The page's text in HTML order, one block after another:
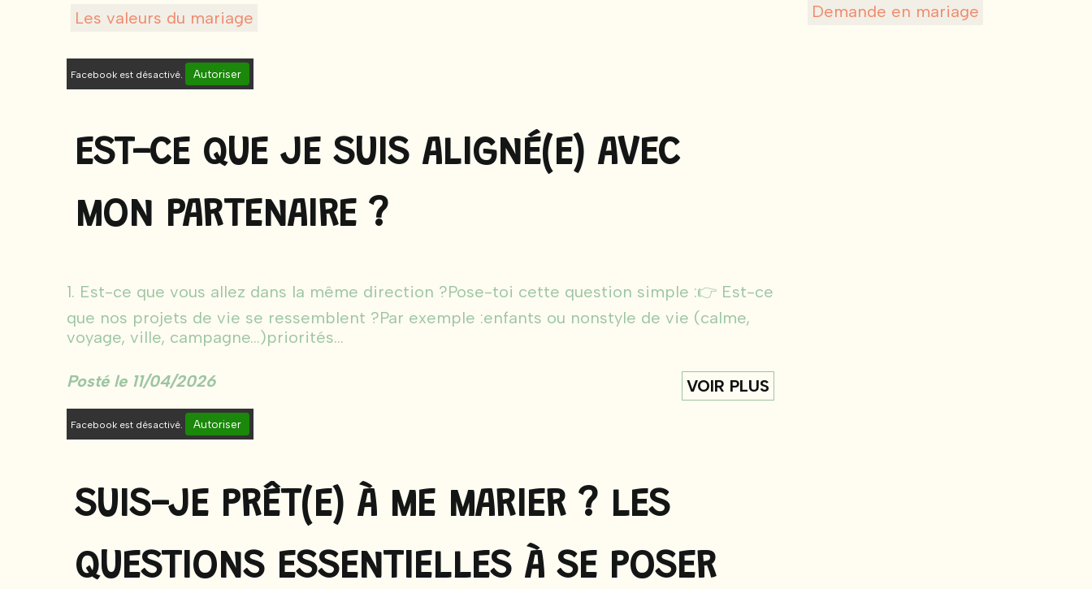
Les valeurs du mariage
Facebook est désactivé. Autoriser
EST-CE QUE JE SUIS ALIGNÉ(E) AVEC
MON PARTENAIRE ?
1. Est-ce que vous allez dans la même direction ?Pose-toi cette question simple :👉 Est-ce
que nos projets de vie se ressemblent ?Par exemple :enfants ou nonstyle de vie (calme,
voyage, ville, campagne…)priorités...
Posté le 11/04/2026 VOIR PLUS
Facebook est désactivé. Autoriser
SUIS-JE PRÊT(E) À ME MARIER ? LES
QUESTIONS ESSENTIELLES À SE POSER
Demande en mariage